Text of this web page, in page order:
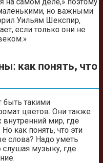
на самом деле,» поэтому
но важными
Уильям Шекспир,
если только они не
как понять, что
такими
цветов. Они также
мир, где
как понять, что эти
слова? Надо уметь
музыку, где